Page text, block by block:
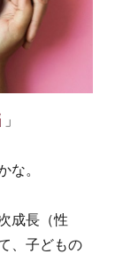
」
な。
成長（性
、子どもの